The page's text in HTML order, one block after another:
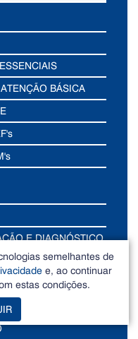
BÁSICA
E DIAGNÓSTICO
semelhantes de
e, ao continuar
estas condições.